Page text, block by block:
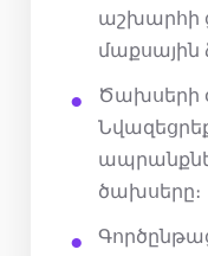
աշխարհի
Ծախսերի
ծախսերը։